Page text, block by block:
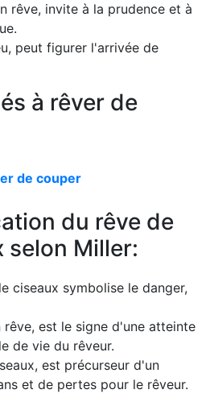
rêve, invite à la prudence et à
peut figurer l'arrivée de
à rêver de
de couper
du rêve de
selon Miller:
ciseaux symbolise le danger,
est le signe d'une atteinte
de vie du rêveur.
est précurseur d'un
et de pertes pour le rêveur.